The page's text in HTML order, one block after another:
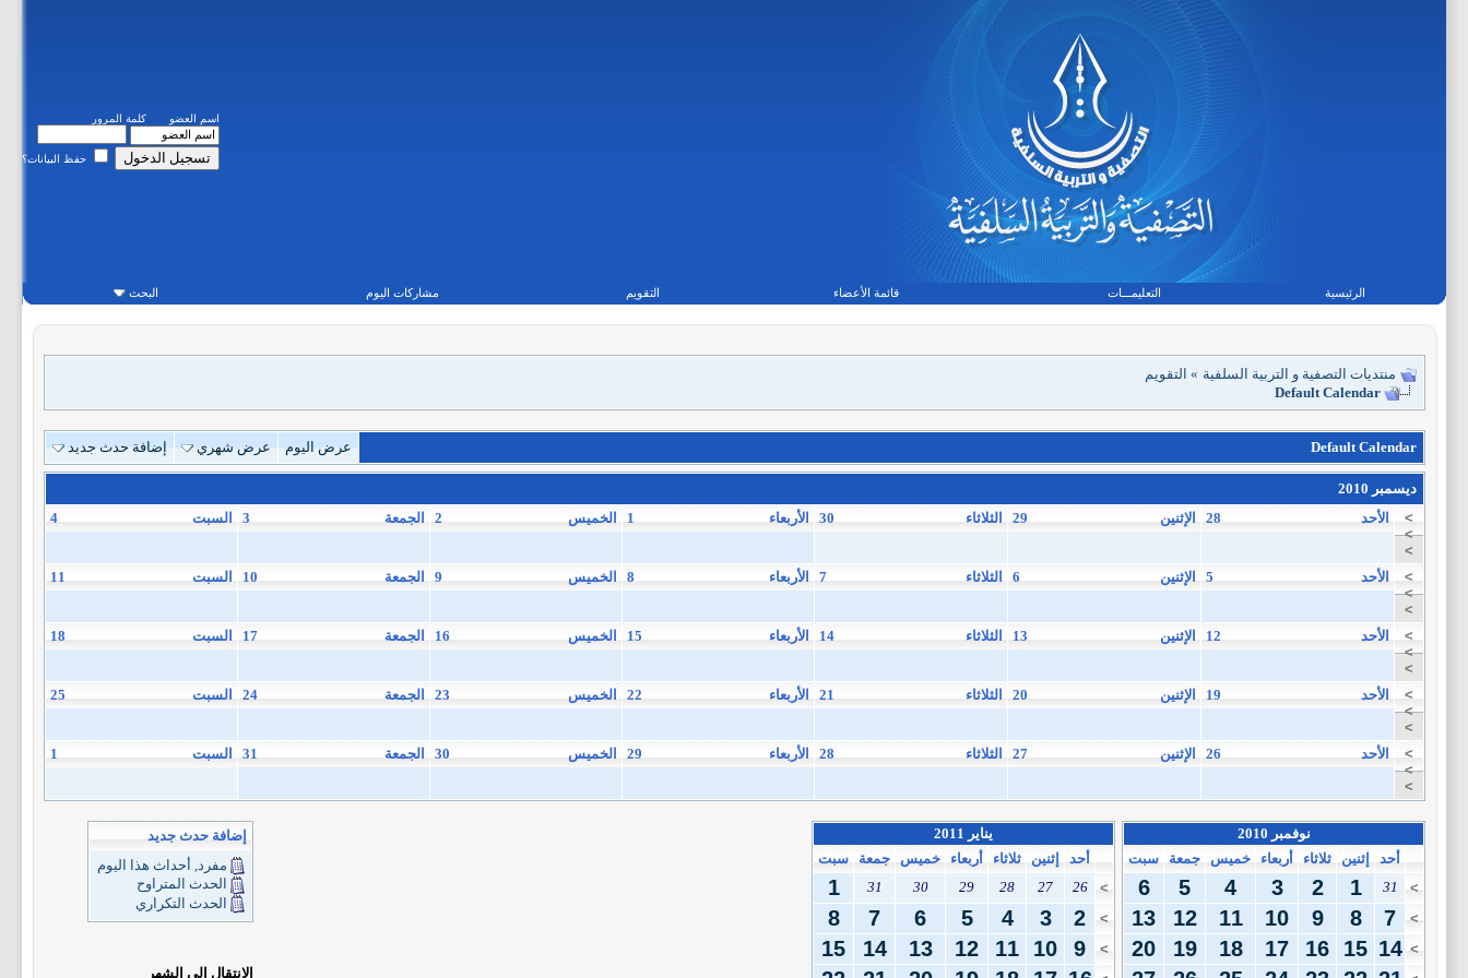
اسم العضو كلمة المرور
حفظ البيانات؟
الرئيسية التعليمـــات قائمة الأعضاء التقويم مشاركات اليوم البحث
منتديات التصفية و التربية السلفية » التقويم
Default Calendar
Default Calendar عرض اليوم عرض شهري إضافة حدث جديد
ديسمبر 2010
>
>
>
28 الأحد 29 الإثنين 30 الثلاثاء 1 الأربعاء 2 الخميس 3 الجمعة 4 السبت
>
>
>
5 الأحد 6 الإثنين 7 الثلاثاء 8 الأربعاء 9 الخميس 10 الجمعة 11 السبت
>
>
>
12 الأحد 13 الإثنين 14 الثلاثاء 15 الأربعاء 16 الخميس 17 الجمعة 18 السبت
>
>
>
19 الأحد 20 الإثنين 21 الثلاثاء 22 الأربعاء 23 الخميس 24 الجمعة 25 السبت
>
>
>
26 الأحد 27 الإثنين 28 الثلاثاء 29 الأربعاء 30 الخميس 31 الجمعة 1 السبت
نوفمبر 2010
أحد
إثنين ثلاثاء أربعاء خميس جمعة
سبت
>
31
1
2
3
4
5
6
>
7
8
9
10
11
12
13
>
14
15
16
17
18
19
20
يناير 2011
أحد
إثنين ثلاثاء أربعاء خميس جمعة
سبت
>
26
27
28
29
30
31
1
>
2
3
4
5
6
7
8
>
9
10
11
12
13
14
15
إضافة حدث جديد
مفرد, أحداث هذا اليوم
الحدث المتراوح
الحدث التكراري
الانتقال إلى الشهر